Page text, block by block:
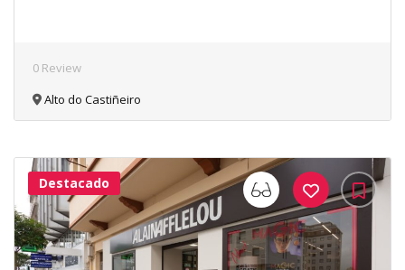
0 Review
Alto do Castiñeiro
33Me
Gusta
Destacado